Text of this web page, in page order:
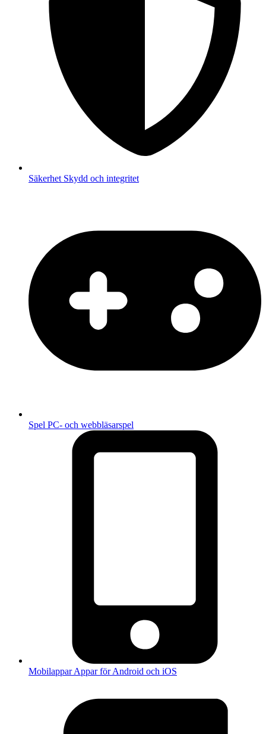
Säkerhet Skydd och integritet
Spel PC- och webbläsarspel
MobilapparAppar för Android och iOS